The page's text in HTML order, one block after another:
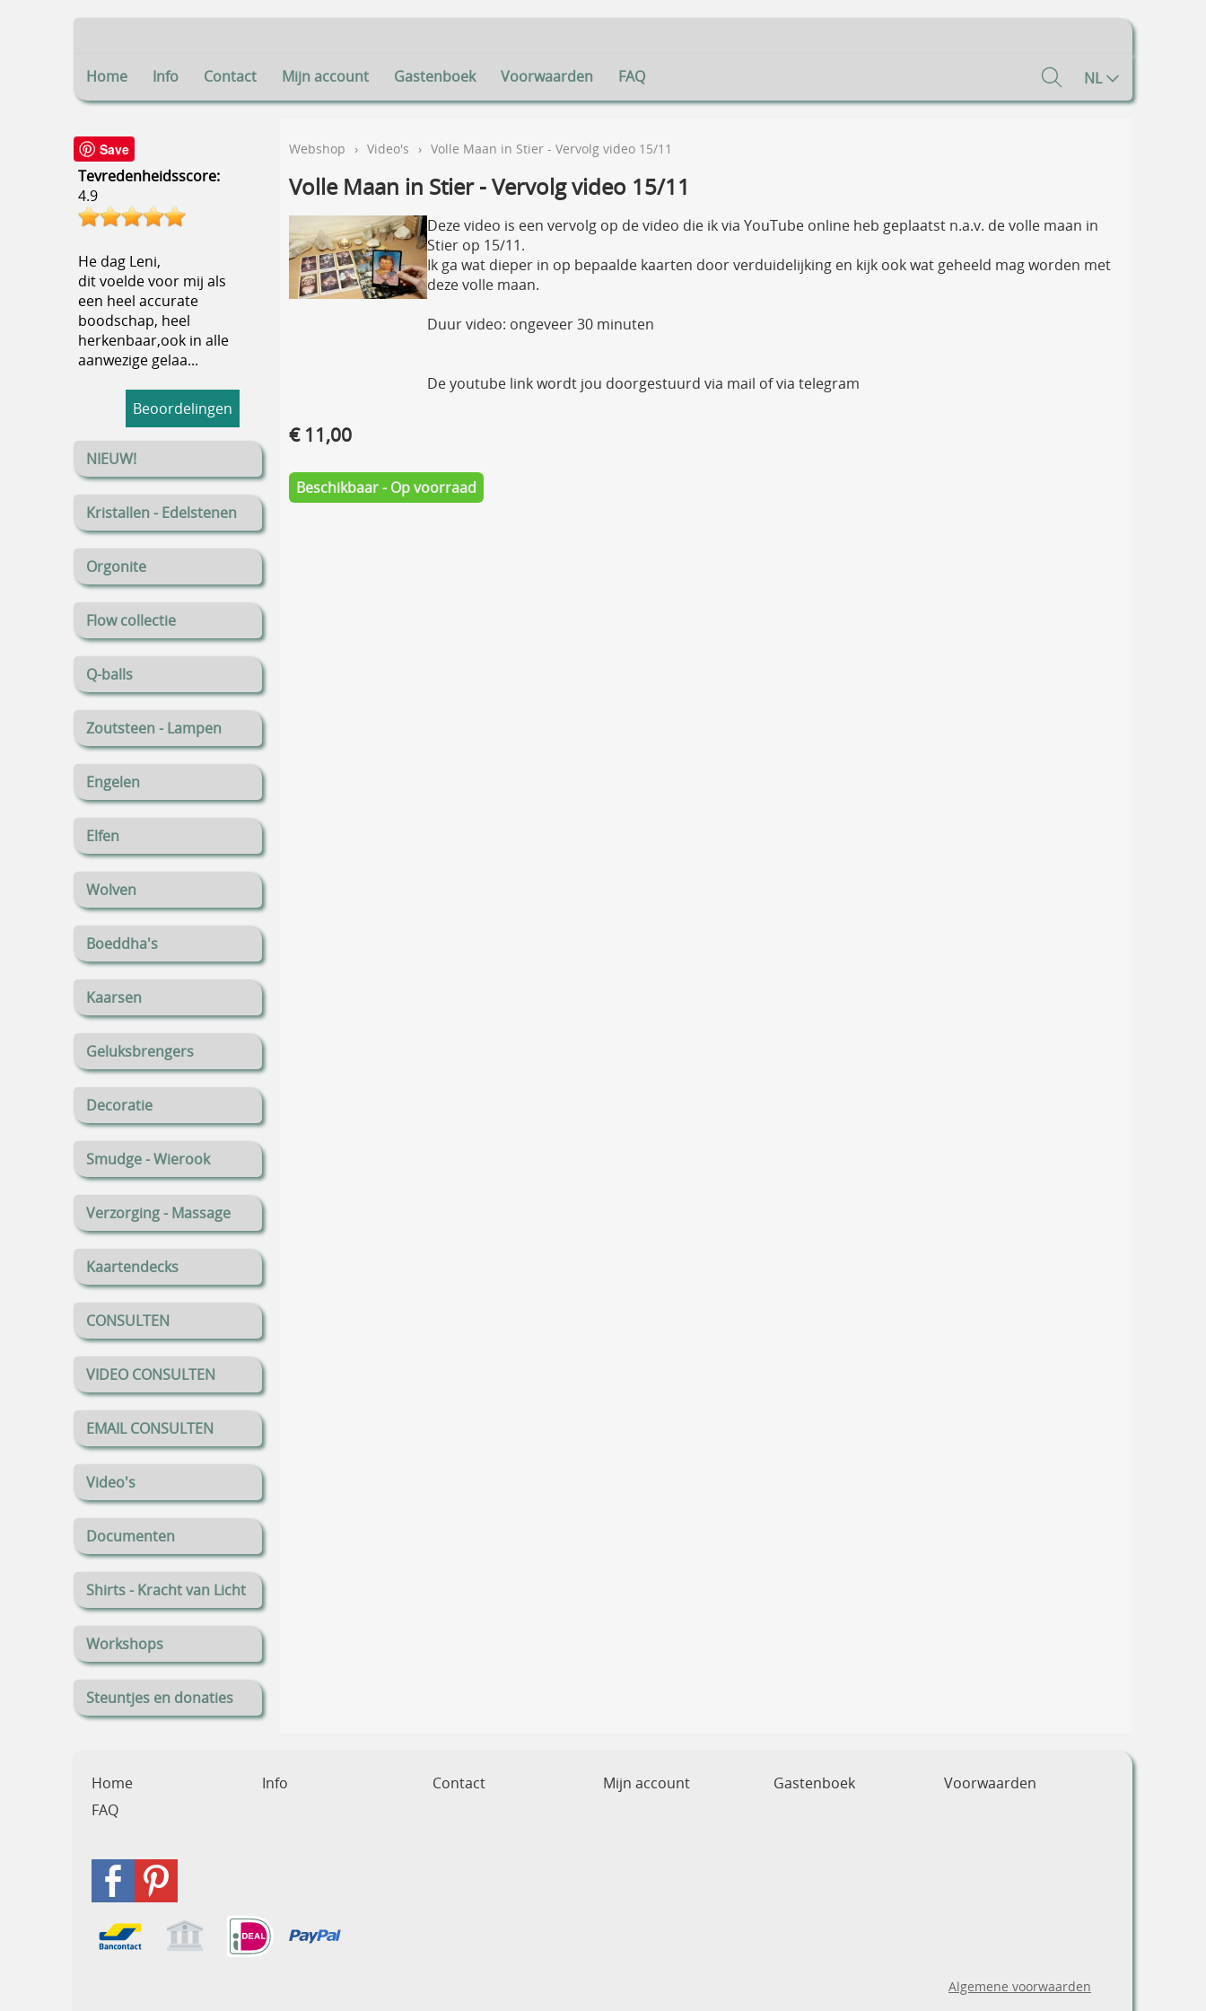
Home Info Contact Mijn account Gastenboek Voorwaarden FAQ NL
Save
Tevredenheidsscore:
4.9
He dag Leni,
dit voelde voor mij als
een heel accurate
boodschap, heel
herkenbaar,ook in alle
aanwezige gelaa...
Beoordelingen
NIEUW!
Kristallen - Edelstenen
Orgonite
Flow collectie
Q-balls
Zoutsteen - Lampen
Engelen
Elfen
Wolven
Boeddha's
Kaarsen
Geluksbrengers
Decoratie
Smudge - Wierook
Verzorging - Massage
Kaartendecks
CONSULTEN
VIDEO CONSULTEN
EMAIL CONSULTEN
Video's
Documenten
Shirts - Kracht van Licht
Workshops
Steuntjes en donaties
Webshop › Video's › Volle Maan in Stier - Vervolg video 15/11
Volle Maan in Stier - Vervolg video 15/11
Deze video is een vervolg op de video die ik via YouTube online heb geplaatst n.a.v. de volle maan in
Stier op 15/11.
Ik ga wat dieper in op bepaalde kaarten door verduidelijking en kijk ook wat geheeld mag worden met
deze volle maan.
Duur video: ongeveer 30 minuten
De youtube link wordt jou doorgestuurd via mail of via telegram
€ 11,00
Beschikbaar - Op voorraad
Home Info Contact Mijn account Gastenboek
Voorwaarden
FAQ
Algemene voorwaarden